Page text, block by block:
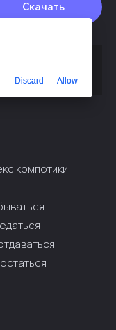
Скачать
компотики
Discard Allow